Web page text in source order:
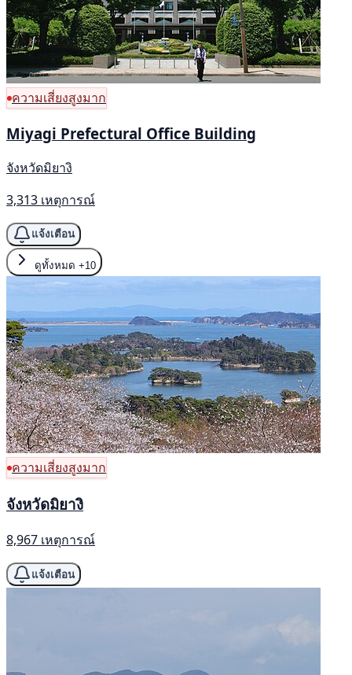
ความเสี่ยงสูงมาก
Miyagi Prefectural Office Building
จังหวัดมิยางิ
3,313 เหตุการณ์
แจ้งเตือน
ดูทั้งหมด +10
ความเสี่ยงสูงมาก
จังหวัดมิยางิ
8,967 เหตุการณ์
แจ้งเตือน